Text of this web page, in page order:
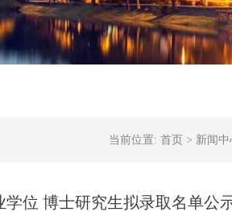
当前位置: 首页 > 新闻中
位 博士研究生拟录取名单公